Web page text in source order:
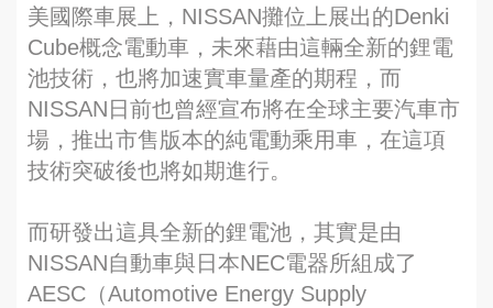
美國際車展上，NISSAN攤位上展出的Denki
Cube概念電動車，未來藉由這輛全新的鋰電
池技術，也將加速實車量產的期程，而
NISSAN日前也曾經宣布將在全球主要汽車市
場，推出市售版本的純電動乘用車，在這項
技術突破後也將如期進行。
而研發出這具全新的鋰電池，其實是由
NISSAN自動車與日本NEC電器所組成了
AESC（Automotive Energy Supply